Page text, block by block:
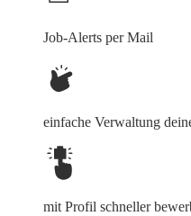
Job-Alerts per Mail
einfache Verwaltung
mit Profil schneller